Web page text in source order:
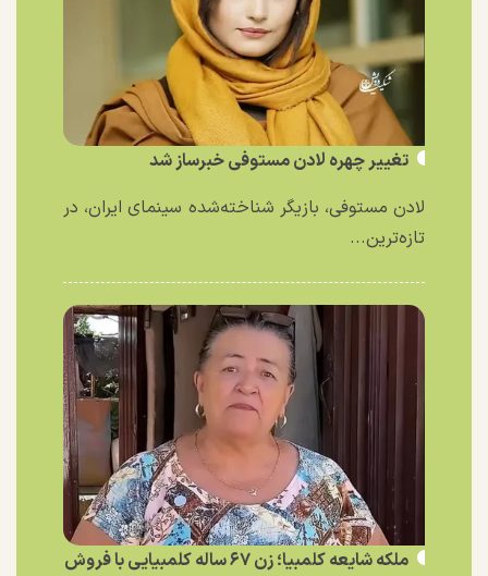
تغییر چهره لادن مستوفی خبرساز شد
لادن مستوفی، بازیگر شناخته‌شده سینمای ایران، در
تازه‌ترین...
ملکه شایعه کلمبیا؛ زن ۶۷ ساله کلمبیایی با فروش